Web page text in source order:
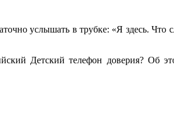
услышать в трубке: «Я здесь. Что
Детский телефон доверия? Об